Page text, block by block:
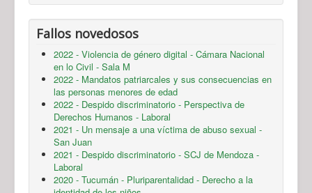
Fallos novedosos
2022 - Violencia de género digital - Cámara Nacional
en lo Civil - Sala M
2022 - Mandatos patriarcales y sus consecuencias en
las personas menores de edad
2022 - Despido discriminatorio - Perspectiva de
Derechos Humanos - Laboral
2021 - Un mensaje a una víctima de abuso sexual -
San Juan
2021 - Despido discriminatorio - SCJ de Mendoza -
Laboral
2020 - Tucumán - Pluriparentalidad - Derecho a la